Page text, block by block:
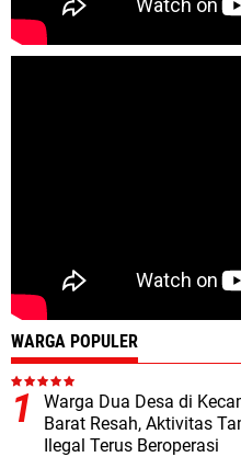
WARGA POPULER
Warga Dua Desa di
Barat Resah, Aktivitas
Ilegal Terus Beroperasi